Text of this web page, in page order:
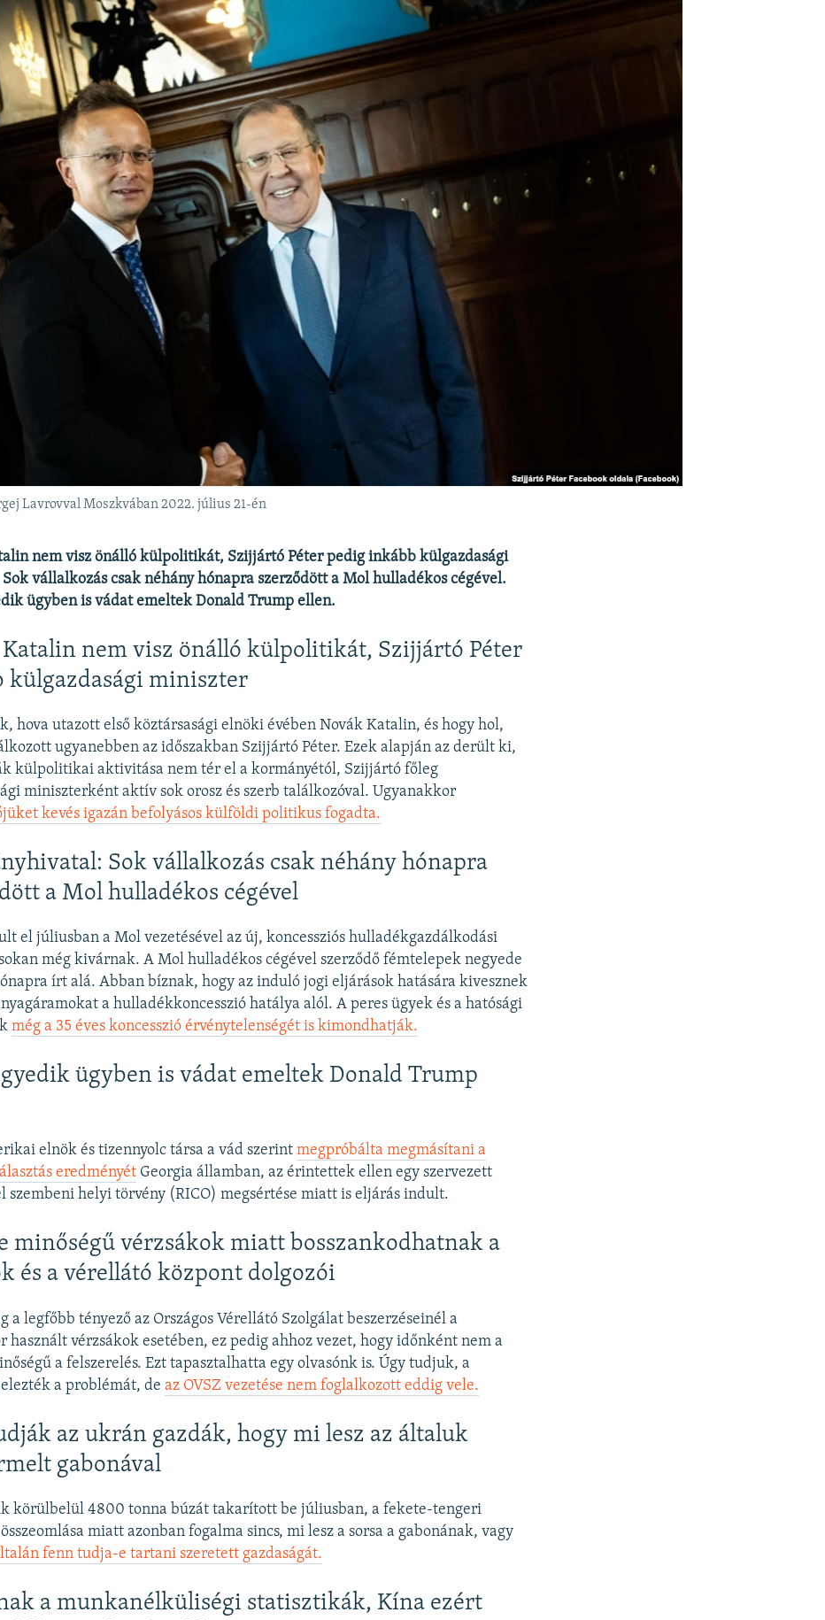
Lavrovval Moszkvában 2022. július 21-én
nem visz önálló külpolitikát, Szijjártó Péter pedig inkább külgazdasági
vállalkozás csak néhány hónapra szerződött a Mol hulladékos cégével.
ügyben is vádat emeltek Donald Trump ellen.
Katalin nem visz önálló külpolitikát, Szijjártó Péter
külgazdasági miniszter
hova utazott első köztársasági elnöki évében Novák Katalin, és hogy hol,
ugyanebben az időszakban Szijjártó Péter. Ezek alapján az derült ki,
külpolitikai aktivitása nem tér el a kormányétól, Szijjártó főleg
miniszterként aktív sok orosz és szerb találkozóval. Ugyanakkor
kevés igazán befolyásos külföldi politikus fogadta.
Sok vállalkozás csak néhány hónapra
a Mol hulladékos cégével
el júliusban a Mol vezetésével az új, koncessziós hulladékgazdálkodási
még kivárnak. A Mol hulladékos cégével szerződő fémtelepek negyede
írt alá. Abban bíznak, hogy az induló jogi eljárások hatására kivesznek
a hulladékkoncesszió hatálya alól. A peres ügyek és a hatósági
még a 35 éves koncesszió érvénytelenségét is kimondhatják.
ügyben is vádat emeltek Donald Trump
elnök és tizennyolc társa a vád szerintmegpróbálta megmásítani a
eredményét Georgia államban, az érintettek ellen egy szervezett
szembeni helyi törvény (RICO) megsértése miatt is eljárás indult.
minőségű vérzsákok miatt bosszankodhatnak a
és a vérellátó központ dolgozói
a legfőbb tényező az Országos Vérellátó Szolgálat beszerzéseinél a
használt vérzsákok esetében, ez pedig ahhoz vezet, hogy időnként nem a
a felszerelés. Ezt tapasztalhatta egy olvasónk is. Úgy tudjuk, a
a problémát, deaz OVSZ vezetése nem foglalkozott eddig vele.
az ukrán gazdák, hogy mi lesz az általuk
gabonával
körülbelül 4800 tonna búzát takarított be júliusban, a fekete-tengeri
miatt azonban fogalma sincs, mi lesz a sorsa a gabonának, vagy
fenn tudja-e tartani szeretett gazdaságát.
a munkanélküliségi statisztikák, Kína ezért